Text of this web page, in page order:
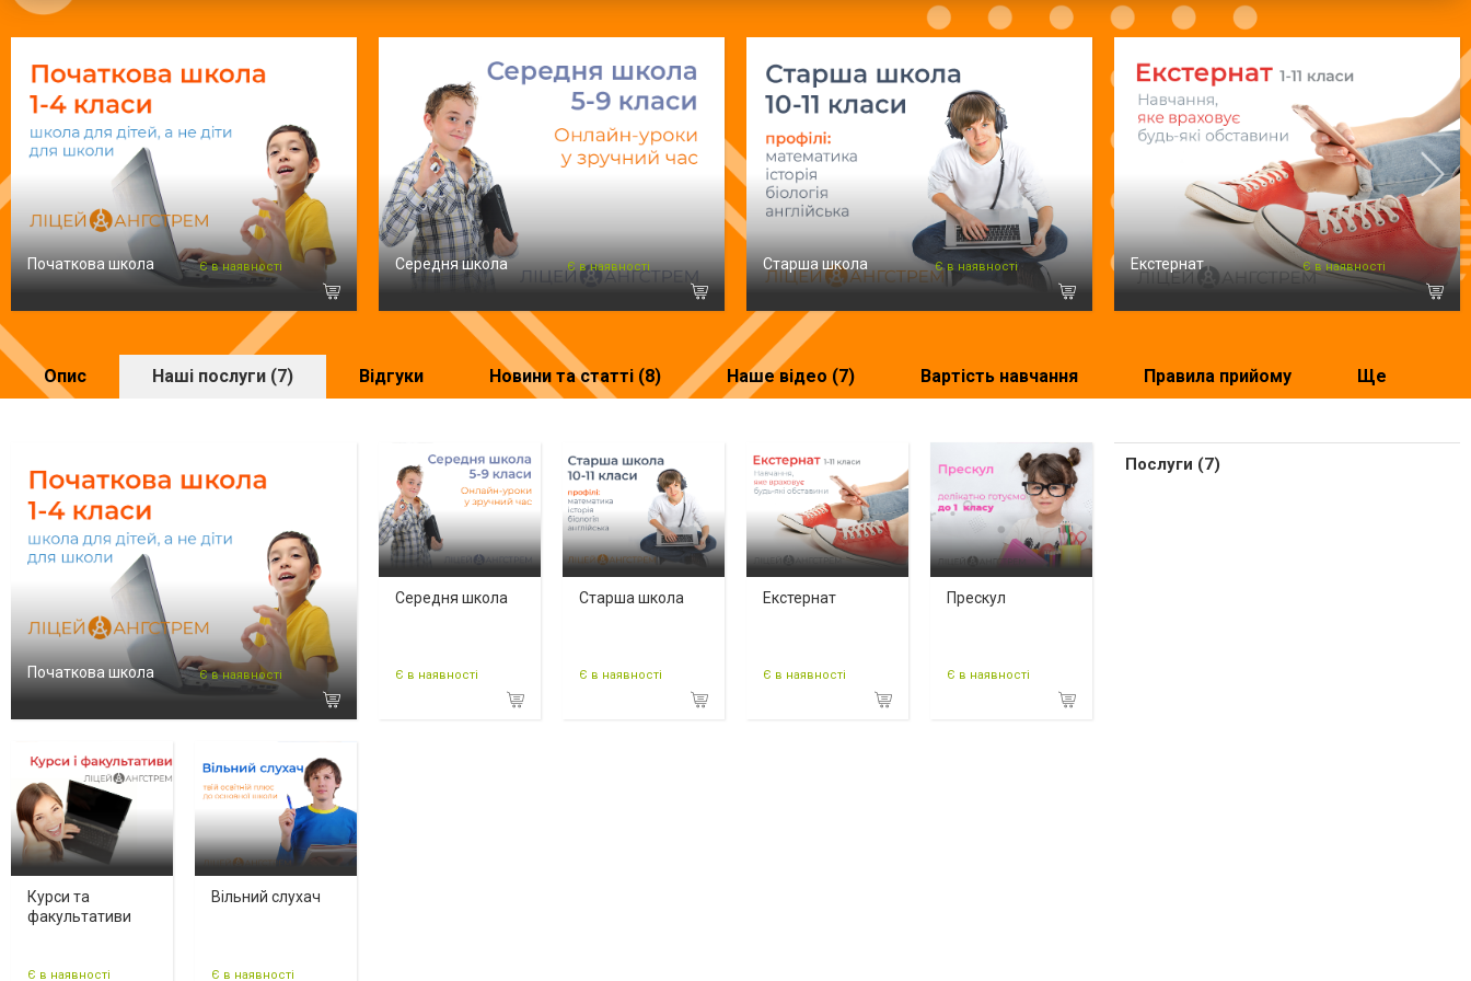
Початкова школа Є в наявності Середня школа Є в наявності Старша школа Є в наявності Екстернат Є в наявності
Опис Наші послуги (7) Відгуки Новини та статті (8) Наше відео (7) Вартість навчання Правила прийому Ще
Початкова школа Є в наявності
Середня школа
Є в наявності
Старша школа
Є в наявності
Екстернат
Є в наявності
Прескул
Є в наявності
Курси та
факультативи
Є в наявності
Вільний слухач
Є в наявності
Послуги (7)